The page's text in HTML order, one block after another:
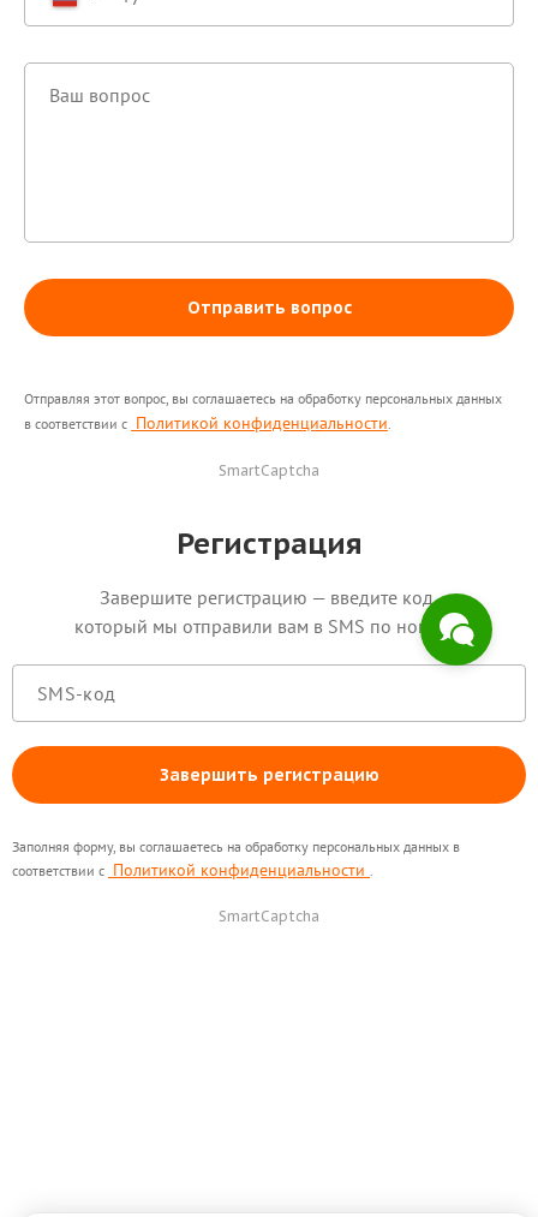
Отправить вопрос
Отправляя этот вопрос, вы соглашаетесь на обработку персональных данных
в соответствии с Политикой конфиденциальности.
SmartCaptcha
Регистрация
Завершите регистрацию — введите код,
который мы отправили вам в SMS по номеру:
Завершить регистрацию
Заполняя форму, вы соглашаетесь на обработку персональных данных в
соответствии с Политикой конфиденциальности .
SmartCaptcha
началом работы в нашем
сервисе , ответим на все
интересующие вопросы.